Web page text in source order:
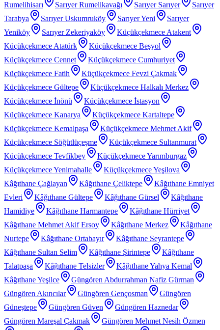
Rumelihisarı
Sarıyer Rumelikavağı Sarıyer Sarıyer
Sarıyer
Tarabya
Sarıyer Uskumruköy Sarıyer Yeni
Sarıyer
Yeniköy
Sarıyer Zekeriyaköy
Küçükçekmece Atakent
Küçükçekmece Atatürk
Küçükçekmece Beşyol
Küçükçekmece Cennet
Küçükçekmece Cumhuriyet
Küçükçekmece Fatih
Küçükçekmece Fevzi Çakmak
Küçükçekmece Gültepe
Küçükçekmece Halkalı Merkez
Küçükçekmece İnönü
Küçükçekmece İstasyon
Küçükçekmece Kanarya
Küçükçekmece Kartaltepe
Küçükçekmece Kemalpaşa
Küçükçekmece Mehmet Akif
Küçükçekmece Söğütlüçeşme
Küçükçekmece Sultanmurat
Küçükçekmece Tevfikbey
Küçükçekmece Yarımburgaz
Küçükçekmece Yenimahalle
Küçükçekmece Yeşilova
Kâğıthane Çağlayan
Kâğıthane Çeliktepe
Kâğıthane Emniyet
Evleri
Kâğıthane Gültepe Kâğıthane Gürsel
Kâğıthane
Hamidiye
Kâğıthane Harmantepe
Kâğıthane Hürriyet
Kâğıthane Mehmet Akif Ersoy
Kâğıthane Merkez
Kâğıthane
Nurtepe
Kâğıthane Ortabayır
Kâğıthane Seyrantepe
Kâğıthane Sultan Selim
Kâğıthane Şirintepe
Kâğıthane
Talatpaşa
Kâğıthane Telsizler
Kâğıthane Yahya Kemal
Kâğıthane Yeşilce
Güngören Abdurrahman Nafiz Gürman
Güngören Akıncılar
Güngören Gençosman
Güngören
Güneştepe
Güngören Güven
Güngören Haznedar
Güngören Mareşal Çakmak
Güngören Mehmet Nesih Özmen